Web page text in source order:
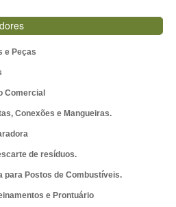
e Peças
Comercial
Conexões e Mangueiras.
de resíduos.
para Postos de Combustíveis.
e Prontuário